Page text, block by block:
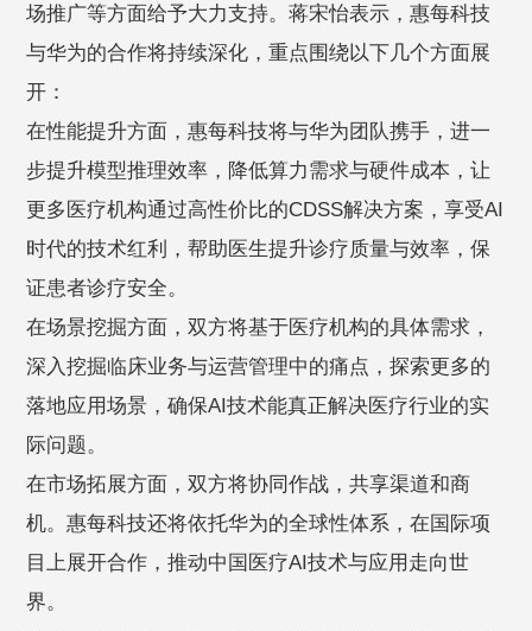
场推广等方面给予大力支持。蒋宋怡表示，惠每科技
与华为的合作将持续深化，重点围绕以下几个方面展
开：
在性能提升方面，惠每科技将与华为团队携手，进一
步提升模型推理效率，降低算力需求与硬件成本，让
更多医疗机构通过高性价比的CDSS解决方案，享受AI
时代的技术红利，帮助医生提升诊疗质量与效率，保
证患者诊疗安全。
在场景挖掘方面，双方将基于医疗机构的具体需求，
深入挖掘临床业务与运营管理中的痛点，探索更多的
落地应用场景，确保AI技术能真正解决医疗行业的实
际问题。
在市场拓展方面，双方将协同作战，共享渠道和商
机。惠每科技还将依托华为的全球性体系，在国际项
目上展开合作，推动中国医疗AI技术与应用走向世
界。